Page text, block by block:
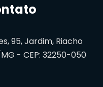
95, Jardim, Riacho
- CEP: 32250-050